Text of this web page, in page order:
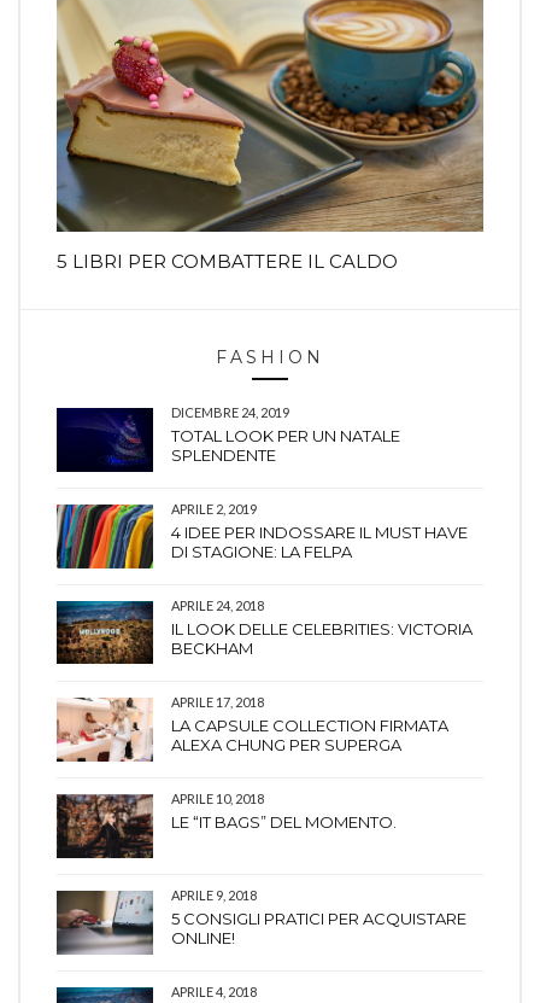
5 LIBRI PER COMBATTERE IL CALDO
FASHION
DICEMBRE 24, 2019
TOTAL LOOK PER UN NATALE
SPLENDENTE
APRILE 2, 2019
4 IDEE PER INDOSSARE IL MUST HAVE
DI STAGIONE: LA FELPA
APRILE 24, 2018
IL LOOK DELLE CELEBRITIES: VICTORIA
BECKHAM
APRILE 17, 2018
LA CAPSULE COLLECTION FIRMATA
ALEXA CHUNG PER SUPERGA
APRILE 10, 2018
LE “IT BAGS” DEL MOMENTO.
APRILE 9, 2018
5 CONSIGLI PRATICI PER ACQUISTARE
ONLINE!
APRILE 4, 2018